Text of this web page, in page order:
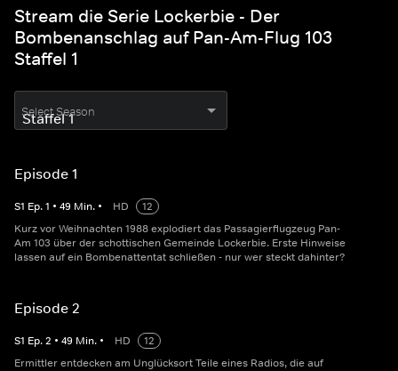
Stream die Serie Lockerbie - Der
Bombenanschlag auf Pan-Am-Flug 103
Staffel 1
Select Season
Episode 1
S1 Ep.1 • 49 Min. • HD
12
Kurz vor Weihnachten 1988 explodiert das Passagierflugzeug Pan-
Am 103 über der schottischen Gemeinde Lockerbie. Erste Hinweise
lassen auf ein Bombenattentat schließen - nur wer steckt dahinter?
Episode 2
S1 Ep.2 • 49 Min. • HD
12
Ermittler entdecken am Unglücksort Teile eines Radios, die auf